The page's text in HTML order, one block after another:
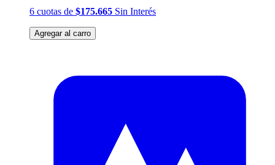
6 cuotas de $175.665 Sin Interés
Agregar al carro